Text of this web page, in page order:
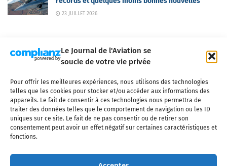
Le Journal de l'Aviation se
soucie de votre vie privée
Pour offrir les meilleures expériences, nous utilisons des technologies
telles que les cookies pour stocker et/ou accéder aux informations des
appareils. Le fait de consentir à ces technologies nous permettra de
traiter des données telles que le comportement de navigation ou les ID
uniques sur ce site. Le fait de ne pas consentir ou de retirer son
consentement peut avoir un effet négatif sur certaines caractéristiques et
fonctions.
23 JUILLET 2026
Qui sommes-nous ? Nous contacter
Partenaires
Mentions légales
CGV Politique de confidentialité Cookies